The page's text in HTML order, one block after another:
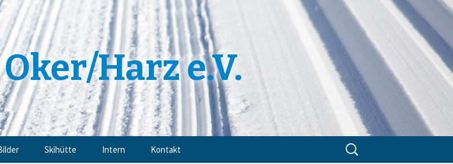
Harz e.V.
Skihütte Intern Kontakt
Suchen
nach: